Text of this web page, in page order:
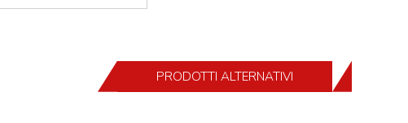
PRODOTTI ALTERNATIVI